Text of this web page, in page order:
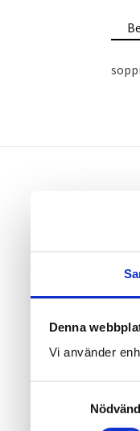
Denna
Vi använder